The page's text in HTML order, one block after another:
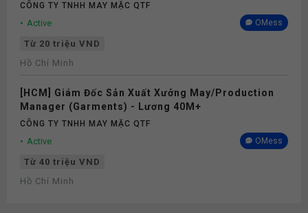
CÔNG TY TNHH MAY MẶC QTF
Active OMess
Từ 20 triệu VND
Hồ Chí Minh
[HCM] Giám Đốc Sản Xuất Xưởng May/Production
Manager (Garments) - Lương 40M+
CÔNG TY TNHH MAY MẶC QTF
Active OMess
Từ 40 triệu VND
Hồ Chí Minh